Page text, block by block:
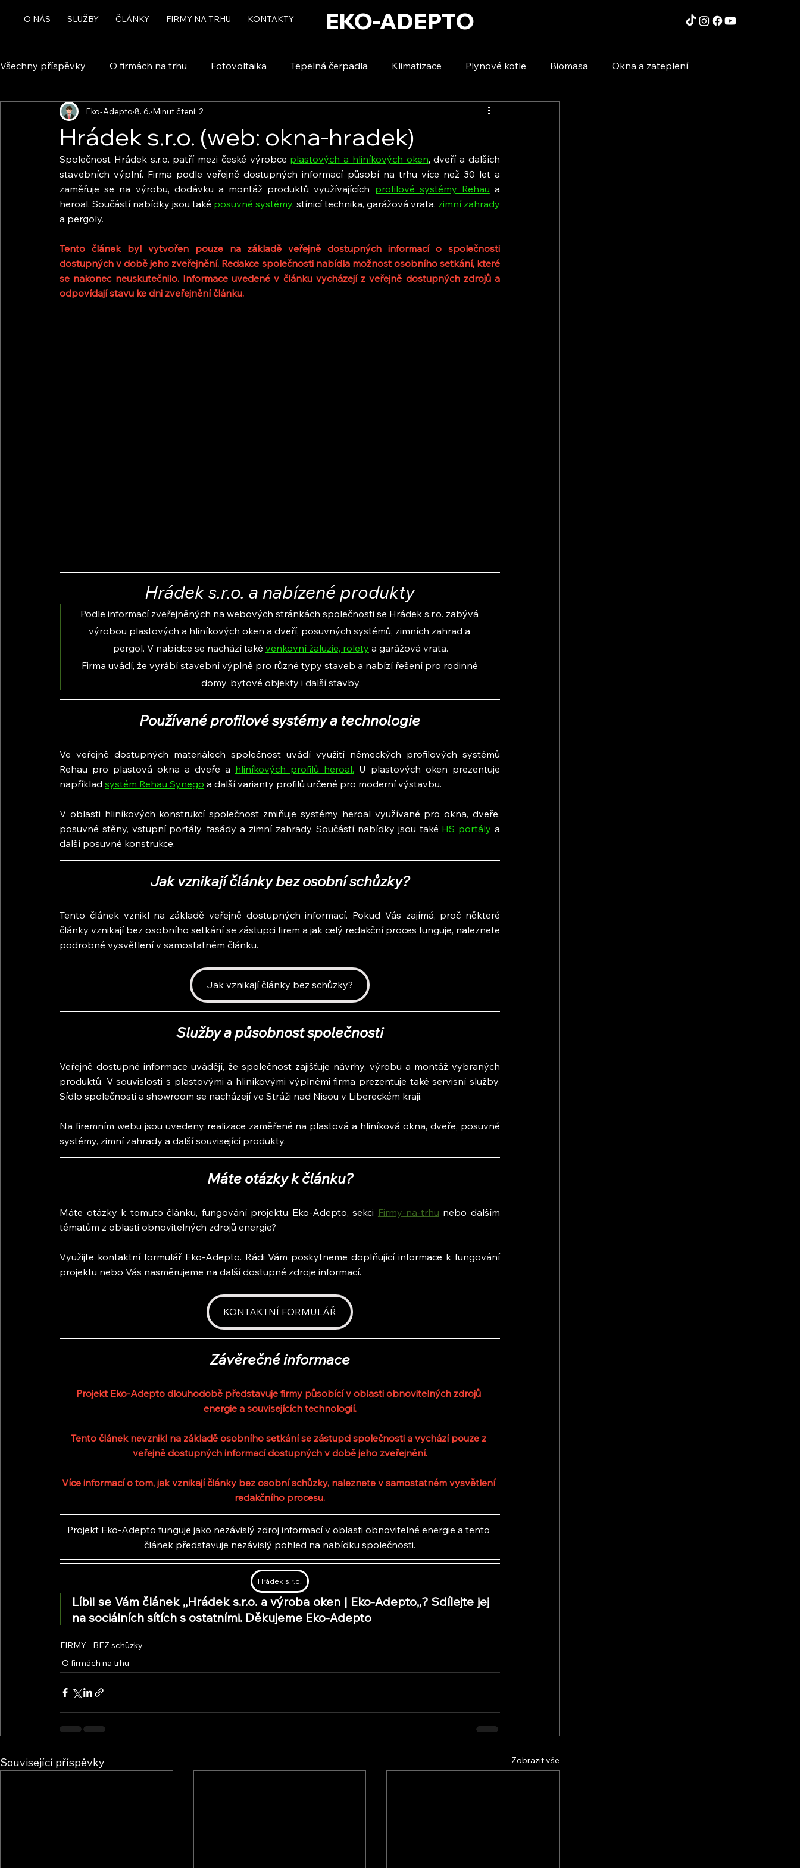
O NÁS SLUŽBY ČLÁNKY FIRMY NA TRHU KONTAKTY EKO-ADEPTO
Všechny příspěvky O firmách na trhu Fotovoltaika Tepelná čerpadla Klimatizace Plynové kotle Biomasa Okna a zateplení
Rekuperace a větrání Chytrá domácnost a automatizace Voda a úspory
Hrádek s.r.o. (web: okna-hradek)
Eko-Adepto 8. 6. Minut čtení: 2
Společnost Hrádek s.r.o. patří mezi české výrobce plastových a hliníkových oken, dveří a dalších
stavebních výplní. Firma podle veřejně dostupných informací působí na trhu více než 30 let a
zaměřuje se na výrobu, dodávku a montáž produktů využívajících profilové systémy Rehau a
heroal. Součástí nabídky jsou také posuvné systémy, stínicí technika, garážová vrata, zimní zahrady
a pergoly.
Tento článek byl vytvořen pouze na základě veřejně dostupných informací o společnosti
dostupných v době jeho zveřejnění. Redakce společnosti nabídla možnost osobního setkání, které
se nakonec neuskutečnilo. Informace uvedené v článku vycházejí z veřejně dostupných zdrojů a
odpovídají stavu ke dni zveřejnění článku.
Hrádek s.r.o. a nabízené produkty
Podle informací zveřejněných na webových stránkách společnosti se Hrádek s.r.o. zabývá
výrobou plastových a hliníkových oken a dveří, posuvných systémů, zimních zahrad a
pergol. V nabídce se nachází také venkovní žaluzie, rolety a garážová vrata.
Firma uvádí, že vyrábí stavební výplně pro různé typy staveb a nabízí řešení pro rodinné
domy, bytové objekty i další stavby.
Používané profilové systémy a technologie
Ve veřejně dostupných materiálech společnost uvádí využití německých profilových systémů
Rehau pro plastová okna a dveře a hliníkových profilů heroal. U plastových oken prezentuje
například systém Rehau Synego a další varianty profilů určené pro moderní výstavbu.
V oblasti hliníkových konstrukcí společnost zmiňuje systémy heroal využívané pro okna, dveře,
posuvné stěny, vstupní portály, fasády a zimní zahrady. Součástí nabídky jsou také HS portály a
další posuvné konstrukce.
Jak vznikají články bez osobní schůzky?
Tento článek vznikl na základě veřejně dostupných informací. Pokud Vás zajímá, proč některé
články vznikají bez osobního setkání se zástupci firem a jak celý redakční proces funguje, naleznete
podrobné vysvětlení v samostatném článku.
Jak vznikají články bez schůzky?
Služby a působnost společnosti
Veřejně dostupné informace uvádějí, že společnost zajišťuje návrhy, výrobu a montáž vybraných
produktů. V souvislosti s plastovými a hliníkovými výplněmi firma prezentuje také servisní služby.
Sídlo společnosti a showroom se nacházejí ve Stráži nad Nisou v Libereckém kraji.
Na firemním webu jsou uvedeny realizace zaměřené na plastová a hliníková okna, dveře, posuvné
systémy, zimní zahrady a další související produkty.
Máte otázky k článku?
Máte otázky k tomuto článku, fungování projektu Eko-Adepto, sekci Firmy-na-trhu nebo dalším
tématům z oblasti obnovitelných zdrojů energie?
Využijte kontaktní formulář Eko-Adepto. Rádi Vám poskytneme doplňující informace k fungování
projektu nebo Vás nasměrujeme na další dostupné zdroje informací.
KONTAKTNÍ FORMULÁŘ
Závěrečné informace
Projekt Eko-Adepto dlouhodobě představuje firmy působící v oblasti obnovitelných zdrojů
energie a souvisejících technologií.
Tento článek nevznikl na základě osobního setkání se zástupci společnosti a vychází pouze z
veřejně dostupných informací dostupných v době jeho zveřejnění.
Více informací o tom, jak vznikají články bez osobní schůzky, naleznete v samostatném vysvětlení
redakčního procesu.
Projekt Eko-Adepto funguje jako nezávislý zdroj informací v oblasti obnovitelné energie a tento
článek představuje nezávislý pohled na nabídku společnosti.
Hrádek s.r.o.
Líbil se Vám článek ,,Hrádek s.r.o. a výroba oken | Eko-Adepto,,? Sdílejte jej
na sociálních sítích s ostatními. Děkujeme Eko-Adepto
FIRMY - BEZ schůzky
O firmách na trhu
Související příspěvky Zobrazit vše